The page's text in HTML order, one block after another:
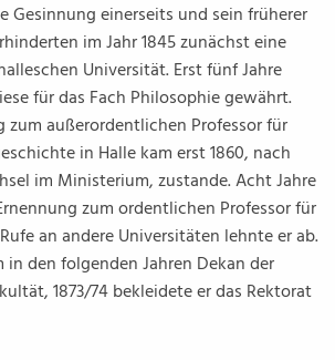
Gesinnung einerseits und sein früherer
im Jahr 1845 zunächst eine
Universität. Erst fünf Jahre
für das Fach Philosophie gewährt.
zum außerordentlichen Professor für
in Halle kam erst 1860, nach
im Ministerium, zustande. Acht Jahre
zum ordentlichen Professor für
an andere Universitäten lehnte er ab.
in den folgenden Jahren Dekan der
1873/74 bekleidete er das Rektorat